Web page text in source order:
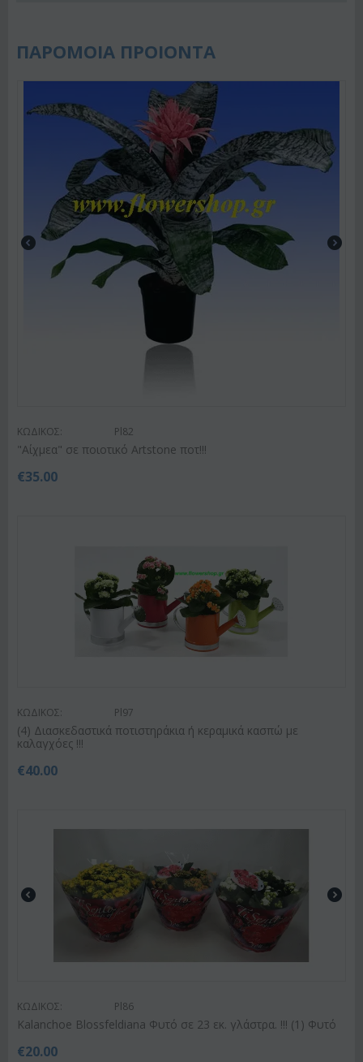
ΠΑΡΟΜΟΙΑ ΠΡΟΙΟΝΤΑ
ΚΩΔΙΚΟΣ: Pl82
"Αίχμεα" σε ποιοτικό Artstone ποτ!!!
€35.00
ΚΩΔΙΚΟΣ: Pl97
(4) Διασκεδαστικά ποτιστηράκια ή κεραμικά κασπώ με
καλαγχόες !!!
€40.00
ΚΩΔΙΚΟΣ: Pl86
Kalanchoe Blossfeldiana Φυτό σε 23 εκ. γλάστρα. !!! (1) Φυτό
€20.00